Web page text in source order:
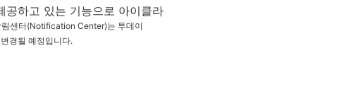
하고 있는 기능으로 아이클라
림센터(Notification Center)는 투데이
경될 예정입니다.